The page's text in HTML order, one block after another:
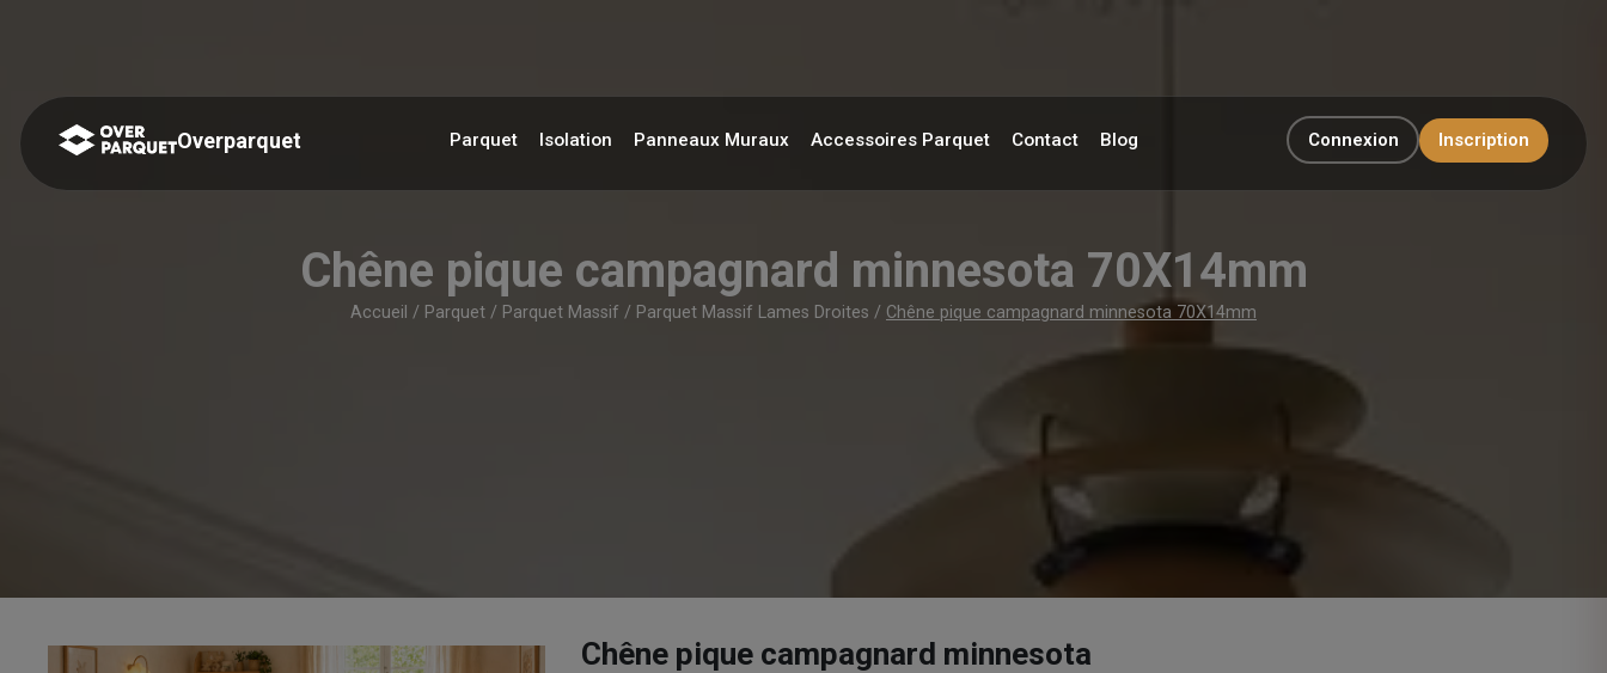
Overparquet Parquet Isolation Panneaux Muraux Accessoires Parquet Contact Blog Connexion Inscription
Chêne pique campagnard minnesota 70X14mm
Accueil / Parquet / Parquet Massif / Parquet Massif Lames Droites / Chêne pique campagnard minnesota 70X14mm
Chêne pique campagnard minnesota